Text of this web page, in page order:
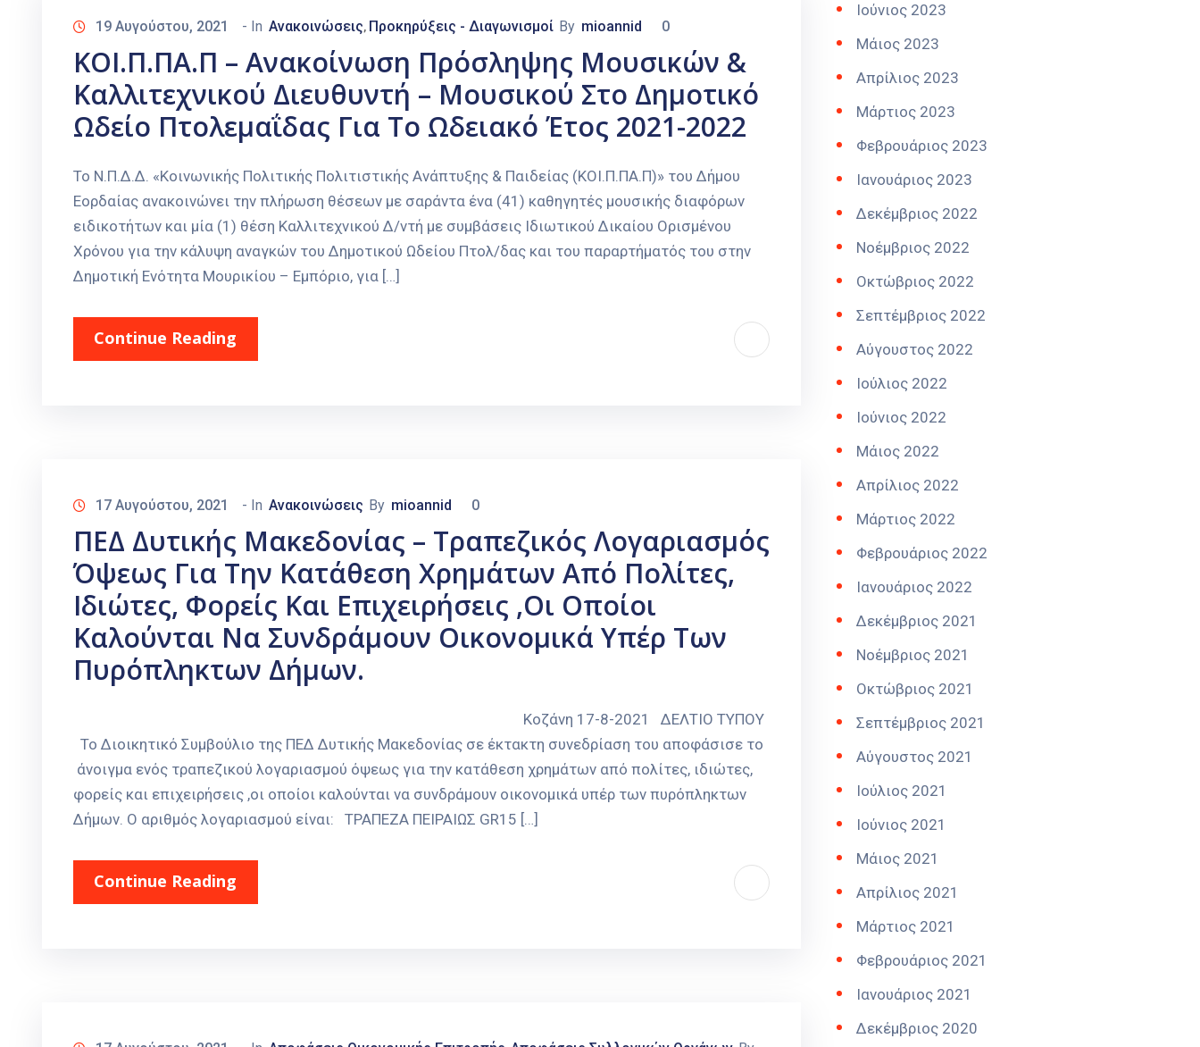
19 Αυγούστου, 2021 - In Ανακοινώσεις‚ Προκηρύξεις - Διαγωνισμοί By mioannid 0
ΚΟΙ.Π.ΠΑ.Π – Ανακοίνωση Πρόσληψης Μουσικών &
Καλλιτεχνικού Διευθυντή – Μουσικού Στο Δημοτικό
Ωδείο Πτολεμαΐδας Για Το Ωδειακό Έτος 2021-2022
Το Ν.Π.Δ.Δ. «Κοινωνικής Πολιτικής Πολιτιστικής Ανάπτυξης & Παιδείας (ΚΟΙ.Π.ΠΑ.Π)» του Δήμου
Εορδαίας ανακοινώνει την πλήρωση θέσεων με σαράντα ένα (41) καθηγητές μουσικής διαφόρων
ειδικοτήτων και μία (1) θέση Καλλιτεχνικού Δ/ντή με συμβάσεις Ιδιωτικού Δικαίου Ορισμένου
Χρόνου για την κάλυψη αναγκών του Δημοτικού Ωδείου Πτολ/δας και του παραρτήματός του στην
Δημοτική Ενότητα Μουρικίου – Εμπόριο, για […]
Continue Reading
17 Αυγούστου, 2021 - In Ανακοινώσεις By mioannid 0
ΠΕΔ Δυτικής Μακεδονίας – Τραπεζικός Λογαριασμός
Όψεως Για Την Κατάθεση Χρημάτων Από Πολίτες,
Ιδιώτες, Φορείς Και Επιχειρήσεις ,οι Οποίοι
Καλούνται Να Συνδράμουν Οικονομικά Υπέρ Των
Πυρόπληκτων Δήμων.
Κοζάνη 17-8-2021 ΔΕΛΤΙΟ ΤΥΠΟΥ
Το Διοικητικό Συμβούλιο της ΠΕΔ Δυτικής Μακεδονίας σε έκτακτη συνεδρίαση του αποφάσισε το
άνοιγμα ενός τραπεζικού λογαριασμού όψεως για την κατάθεση χρημάτων από πολίτες, ιδιώτες,
φορείς και επιχειρήσεις ,οι οποίοι καλούνται να συνδράμουν οικονομικά υπέρ των πυρόπληκτων
Δήμων. Ο αριθμός λογαριασμού είναι: ΤΡΑΠΕΖΑ ΠΕΙΡΑΙΩΣ GR15 […]
Continue Reading
Ιούνιος 2023
Μάιος 2023
Απρίλιος 2023
Μάρτιος 2023
Φεβρουάριος 2023
Ιανουάριος 2023
Δεκέμβριος 2022
Νοέμβριος 2022
Οκτώβριος 2022
Σεπτέμβριος 2022
Αύγουστος 2022
Ιούλιος 2022
Ιούνιος 2022
Μάιος 2022
Απρίλιος 2022
Μάρτιος 2022
Φεβρουάριος 2022
Ιανουάριος 2022
Δεκέμβριος 2021
Νοέμβριος 2021
Οκτώβριος 2021
Σεπτέμβριος 2021
Αύγουστος 2021
Ιούλιος 2021
Ιούνιος 2021
Μάιος 2021
Απρίλιος 2021
Μάρτιος 2021
Φεβρουάριος 2021
Ιανουάριος 2021
Δεκέμβριος 2020